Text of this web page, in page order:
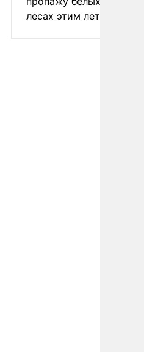
лесах этим летом